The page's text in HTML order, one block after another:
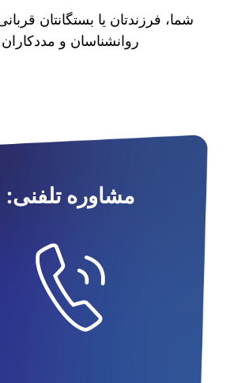
شما، فرزندتان یا بستگانتان
روانشناسان و
مشاوره تلفنی: